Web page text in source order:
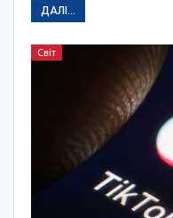
ДАЛІ...
Світ